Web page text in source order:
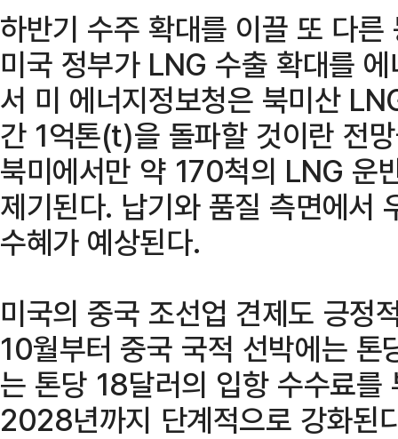
하반기 수주 확대를 이끌 또 다
미국 정부가 LNG 수출 확대를
서 미 에너지정보청은 북미산
간 1억톤(t)을 돌파할 것이란 전
북미에서만 약 170척의 LNG 운
제기된다. 납기와 품질 측면에서
수혜가 예상된다.
미국의 중국 조선업 견제도 긍정
10월부터 중국 국적 선박에는
는 톤당 18달러의 입항 수수료를
2028년까지 단계적으로 강화된